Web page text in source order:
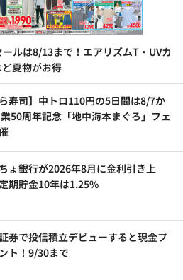
ールは8/13まで！エアリズムT・UVカ
夏物がお得
ら寿司】中トロ110円の5日間は8/7か
50周年記念「地中海本まぐろ」フェ
ょ銀行が2026年8月に金利引き上
期貯金10年は1.25%
券で投信積立デビューすると現金プ
ト！9/30まで